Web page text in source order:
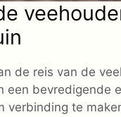
de reis van de
een bevredigende
verbinding te